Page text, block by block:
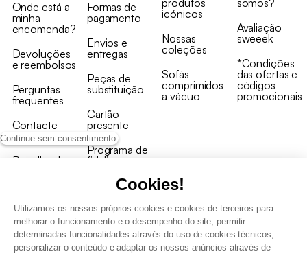
Continue sem consentimento
Cookies!
Utilizamos os nossos próprios cookies e cookies de terceiros para
melhorar o funcionamento e o desempenho do site, permitir
determinadas funcionalidades através do uso de cookies técnicos,
personalizar o conteúdo e adaptar os nossos anúncios através de
Onde está a
minha
encomenda?
Devoluções
e reembolsos
Perguntas
frequentes
Contacte-
nos
Recolha de
Formas de
pagamento
Envios e
entregas
Peças de
substituição
Cartão
presente
Programa de
fidelizaçao
produtos
icónicos
Nossas
coleções
Sofás
comprimidos
a vácuo
somos?
Avaliação
sweeek
*Condições
das ofertas e
códigos
promocionais